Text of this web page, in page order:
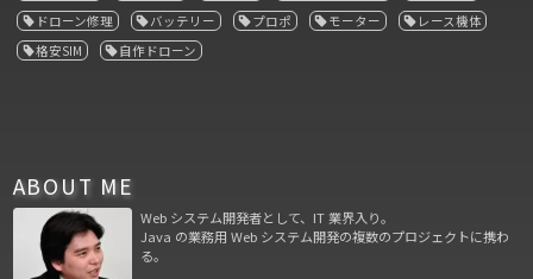
ドローン修理
バッテリー プロポ モーター
レース機体
格安SIM
自作ドローン
ABOUT ME
Web システム開発者として、IT 業界入り。
Java の業務用 Web システム開発の複数のプロジェクトに携わ
る。